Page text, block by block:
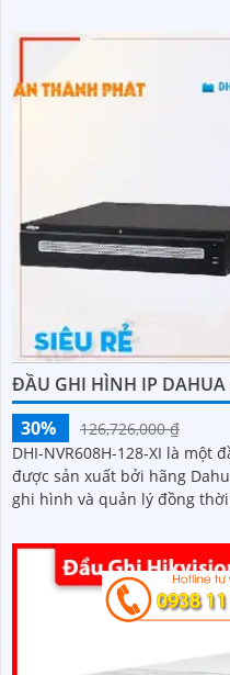
ĐẦU GHI HÌNH IP DAHUA
30%
126,726,000 ₫
DHI-NVR608H-128-XI là một
được sản xuất bởi hãng Dahua. Dòng Đầu ghi này có khả
ghi hình và quản lý đồng